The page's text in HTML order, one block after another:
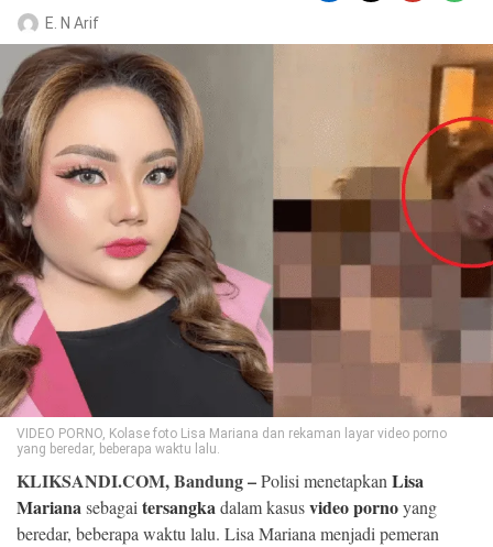
©
Copyright
2026
Klik
Sandi
-
All
right
reserved
E. N Arif
VIDEO PORNO, Kolase foto Lisa Mariana dan rekaman layar video porno
yang beredar, beberapa waktu lalu.
KLIKSANDI.COM, Bandung –Polisi menetapkan Lisa
Marianasebagai tersangkadalam kasusvideo pornoyang
beredar, beberapa waktu lalu. Lisa Mariana menjadi pemeran